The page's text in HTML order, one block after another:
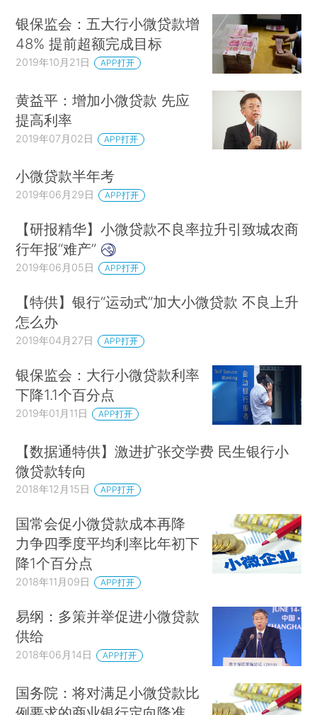
银保监会：五大行小微贷款增
48% 提前超额完成目标
2019年10月21日 APP打开
黄益平：增加小微贷款 先应
提高利率
2019年07月02日 APP打开
小微贷款半年考
2019年06月29日 APP打开
【研报精华】小微贷款不良率拉升引致城农商
行年报“难产”
2019年06月05日 APP打开
【特供】银行“运动式”加大小微贷款 不良上升
怎么办
2019年04月27日 APP打开
银保监会：大行小微贷款利率
下降1.1个百分点
2019年01月11日 APP打开
【数据通特供】激进扩张交学费 民生银行小
微贷款转向
2018年12月15日 APP打开
国常会促小微贷款成本再降
力争四季度平均利率比年初下
降1个百分点
2018年11月09日 APP打开
易纲：多策并举促进小微贷款
供给
2018年06月14日 APP打开
国务院：将对满足小微贷款比